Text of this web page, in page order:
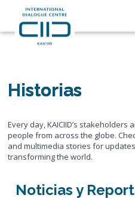
Historias
Every day, KAICIID’s
people from across the globe.
and multimedia stories for
transforming the world.
Noticias y